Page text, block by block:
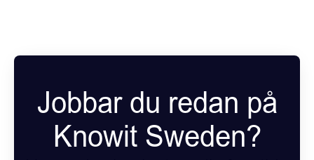
Jobbar du redan på
Knowit Sweden?